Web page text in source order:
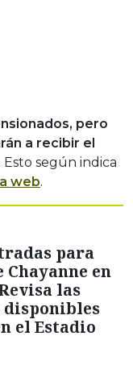
pero
a recibir el
. Esto según indica
web.
para
en
las
disponibles
el Estadio